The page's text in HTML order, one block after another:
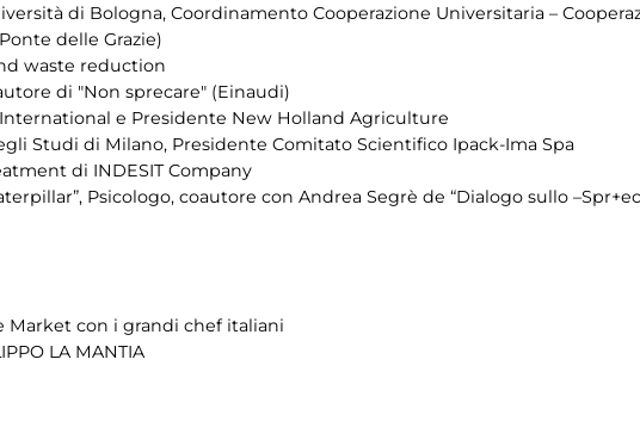
di Bologna, Coordinamento Cooperazione Universitaria –
delle Grazie)
waste reduction
di "Non sprecare" (Einaudi)
e Presidente New Holland Agriculture
Studi di Milano, Presidente Comitato Scientifico Ipack-Ima Spa
di INDESIT Company
Psicologo, coautore con Andrea Segrè de “Dialogo sullo
Market con i grandi chef italiani
LA MANTIA